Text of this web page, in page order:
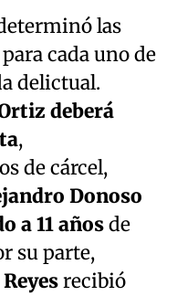
las
cada uno de
delictual.
deberá
,
de cárcel,
Donoso
a 11 añosde
su parte,
recibió